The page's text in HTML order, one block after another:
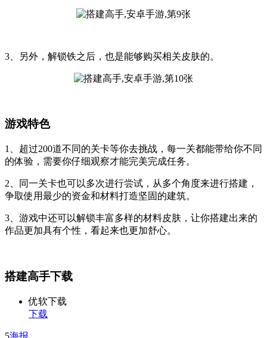
3、另外，解锁铁之后，也是能够购买相关皮肤的。
游戏特色
1、超过200道不同的关卡等你去挑战，每一关都能带给你不同
的体验，需要你仔细观察才能完美完成任务。
2、同一关卡也可以多次进行尝试，从多个角度来进行搭建，
争取使用最少的资金和材料打造坚固的建筑。
3、游戏中还可以解锁丰富多样的材料皮肤，让你搭建出来的
作品更加具有个性，看起来也更加舒心。
搭建高手下载
优软下载
下载
5海报